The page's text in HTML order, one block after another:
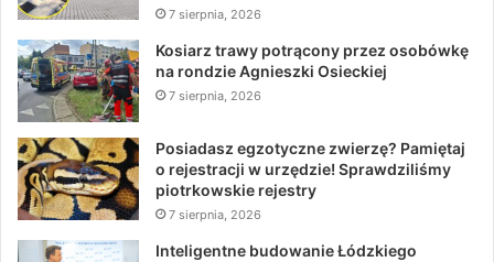
7 sierpnia, 2026
Kosiarz trawy potrącony przez osobówkę
na rondzie Agnieszki Osieckiej
7 sierpnia, 2026
Posiadasz egzotyczne zwierzę? Pamiętaj
o rejestracji w urzędzie! Sprawdziliśmy
piotrkowskie rejestry
7 sierpnia, 2026
Inteligentne budowanie Łódzkiego